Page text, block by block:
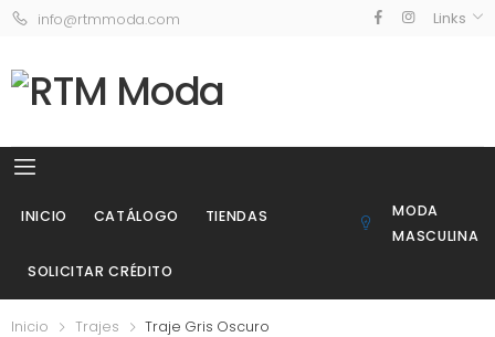
info@rtmmoda.com Links
INICIO CATÁLOGO TIENDAS
SOLICITAR CRÉDITO
MODA
MASCULINA
Inicio Trajes
Traje Gris Oscuro